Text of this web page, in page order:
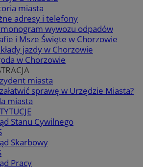
miasta
adresy i telefony
wywozu odpadów
i Msze Święte w Chorzowie
jazdy w Chorzowie
w Chorzowie
miasta
sprawę w Urzędzie Miasta?
miasta
Stanu Cywilnego
Skarbowy
Pracy